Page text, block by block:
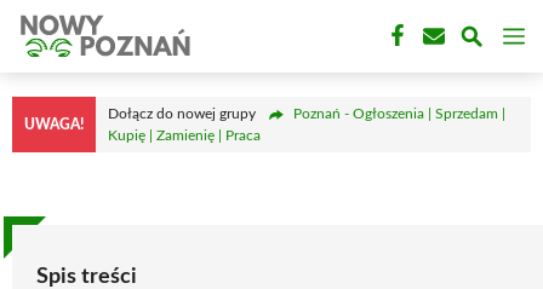
Przejdź
treści
UWAGA!
Dołącz do nowej grupy
Poznań - Ogłoszenia | Sprzedam |
Kupię | Zamienię | Praca
Spis treści